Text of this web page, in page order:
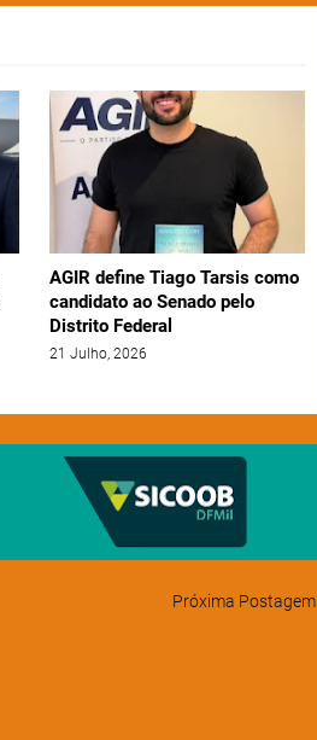
AGIR define Tiago Tarsis como
candidato ao Senado pelo
Distrito Federal
21 Julho, 2026
Próxima Postagem